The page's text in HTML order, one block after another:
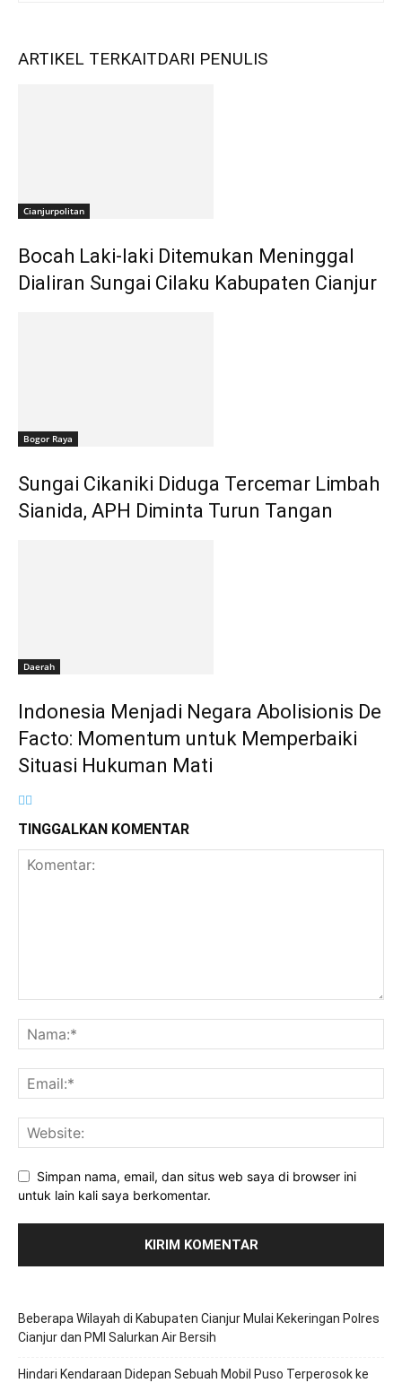
ARTIKEL TERKAITDARI PENULIS
Cianjurpolitan
Bocah Laki-laki Ditemukan Meninggal
Dialiran Sungai Cilaku Kabupaten Cianjur
Bogor Raya
Sungai Cikaniki Diduga Tercemar Limbah
Sianida, APH Diminta Turun Tangan
Daerah
‎Indonesia Menjadi Negara Abolisionis De
Facto: Momentum untuk Memperbaiki
Situasi Hukuman Mati
TINGGALKAN KOMENTAR
Simpan nama, email, dan situs web saya di browser ini
untuk lain kali saya berkomentar.
Beberapa Wilayah di Kabupaten Cianjur Mulai Kekeringan Polres
Cianjur dan PMI Salurkan Air Bersih
Hindari Kendaraan Didepan Sebuah Mobil Puso Terperosok ke